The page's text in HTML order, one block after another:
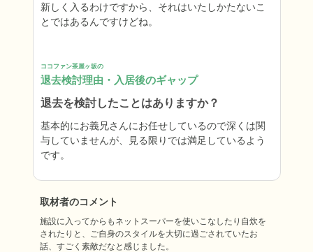
新しく入るわけですから、それはいたしかたないこ
とではあるんですけどね。
ココファン茶屋ヶ坂の
退去検討理由・入居後のギャップ
退去を検討したことはありますか？
基本的にお義兄さんにお任せしているので深くは関
与していませんが、見る限りでは満足しているよう
です。
取材者のコメント
施設に入ってからもネットスーパーを使いこなしたり自炊を
されたりと、ご自身のスタイルを大切に過ごされていたお
話、すごく素敵だなと感じました。